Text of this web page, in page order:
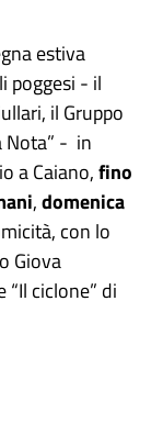
estiva
poggesi - il
il Gruppo
Nota” - in
a Caiano,fino
,domenica
con lo
Giova
ciclone” di